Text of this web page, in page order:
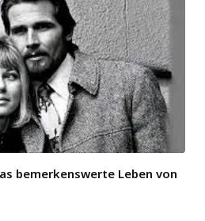
bemerkenswerte Leben von